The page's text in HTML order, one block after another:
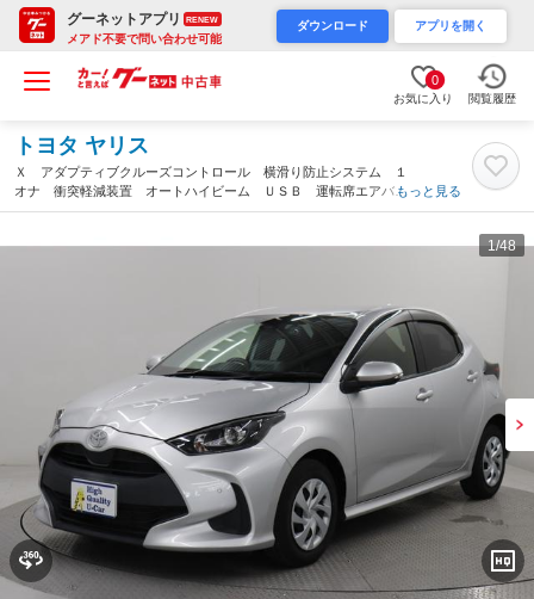
グーネットアプリ RENEW
メアド不要で問い合わせ可能
ダウンロード アプリを開く
0
お気に入り 閲覧履歴
トヨタ ヤリス
Ｘ アダプティブクルーズコントロール 横滑り防止システム １
オナ 衝突軽減装置 オートハイビーム ＵＳＢ 運転席エアバッ
グ ドライブレコーダー クリアランスソナー 衝突安全ボディ
もっと見る
1/48